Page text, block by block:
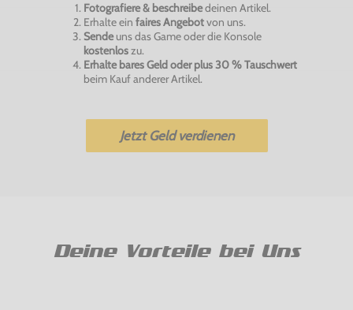
Fotografiere & beschreibedeinen Artikel.
Erhalte ein faires Angebotvon uns.
Sendeuns das Game oder die Konsole
kostenloszu.
Erhalte bares Geld oder plus 30 % Tauschwert
beim Kauf anderer Artikel.
Jetzt Geld verdienen
Deine Vorteile bei Uns